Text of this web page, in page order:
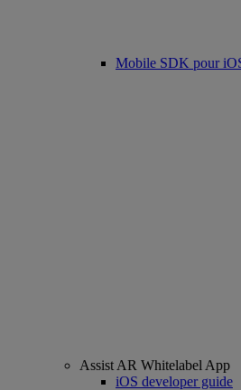
Mobile SDK pour
Assist AR Whitelabel App
iOS developer guide